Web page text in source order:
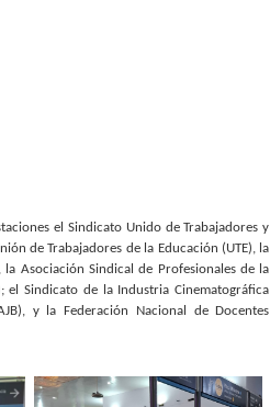
el Sindicato Unido de Trabajadores y
de Trabajadores de la Educación (UTE), la
Asociación Sindical de Profesionales de la
el Sindicato de la Industria Cinematográfica
y la Federación Nacional de Docentes